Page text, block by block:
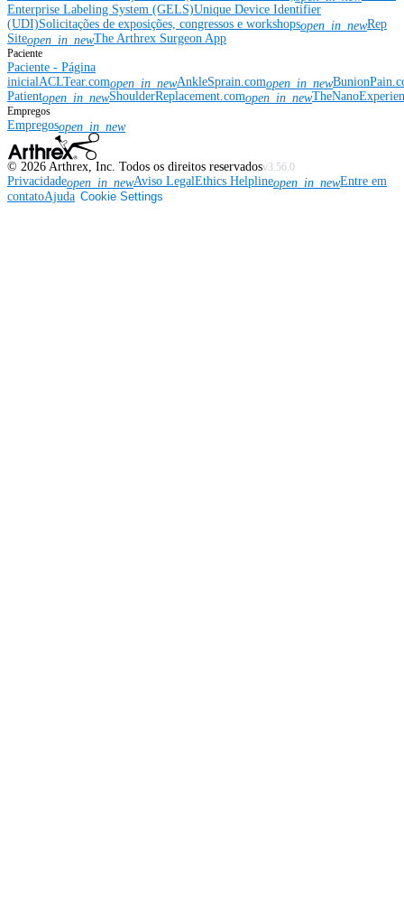
Enterprise Labeling System (GELS)Unique Device Identifier
(UDI)Solicitações de exposições, congressos e workshopsopen_in_newRep
Siteopen_in_newThe Arthrex Surgeon App
Paciente
Paciente - Página
inicialACLTear.comopen_in_newAnkleSprain.comopen_in_new
Patientopen_in_newShoulderReplacement.comopen_in_new
Empregos
Empregosopen_in_new
© 2026 Arthrex, Inc. Todos os direitos reservadosv3.56.0
Privacidadeopen_in_newAviso LegalEthics Helplineopen_in_newEntre em
contatoAjuda Cookie Settings